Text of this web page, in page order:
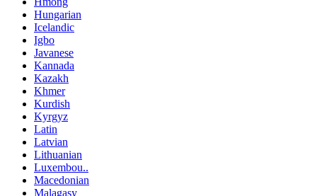
Hungarian
Icelandic
Igbo
Javanese
Kannada
Kazakh
Khmer
Kurdish
Kyrgyz
Latin
Latvian
Lithuanian
Luxembou..
Macedonian
Malagasy